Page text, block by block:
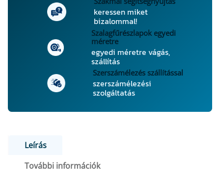
z
l
p
2
0
×
,
keressen miket
bizalommal!
Szalagfűrészlapok egyedi
méretre
egyedi méretre vágás,
szállítás
Szerszámélezés szállítással
szerszámélezési
szolgáltatás
Leírás
További információk